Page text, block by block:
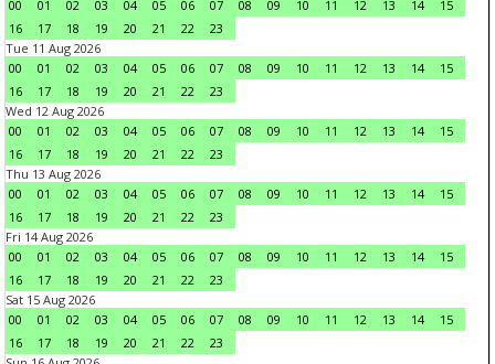
00
01 02 03 04 05 06 07 08 09 10 11 12 13 14
15
16
17 18 19 20 21 22
23
Tue 11 Aug 2026
00
01 02 03 04 05 06 07 08 09 10 11 12 13 14
15
16
17 18 19 20 21 22
23
Wed 12 Aug 2026
00
01 02 03 04 05 06 07 08 09 10 11 12 13 14
15
16
17 18 19 20 21 22
23
Thu 13 Aug 2026
00
01 02 03 04 05 06 07 08 09 10 11 12 13 14
15
16
17 18 19 20 21 22
23
Fri 14 Aug 2026
00
01 02 03 04 05 06 07 08 09 10 11 12 13 14
15
16
17 18 19 20 21 22
23
Sat 15 Aug 2026
00
01 02 03 04 05 06 07 08 09 10 11 12 13 14
15
16
17 18 19 20 21 22
23